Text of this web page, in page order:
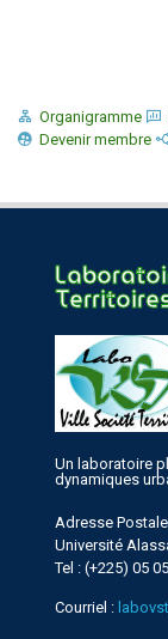
Organigramme
Devenir membre
Un laboratoire
dynamiques
Adresse Postale
Université
Tel : (+225) 05
Courriel :